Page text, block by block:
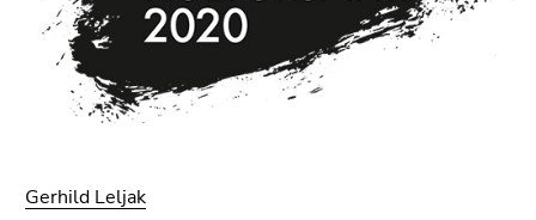
Gerhild Leljak